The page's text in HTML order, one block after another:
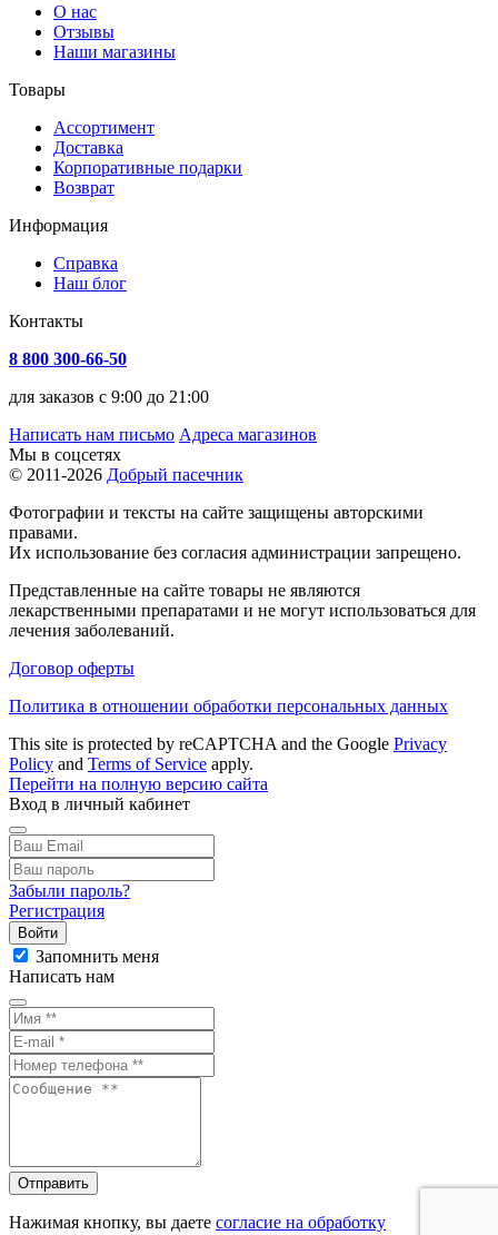
О нас
Отзывы
Наши магазины
Товары
Ассортимент
Доставка
Корпоративные подарки
Возврат
Информация
Справка
Наш блог
Контакты
8 800 300-66-50
для заказов с 9:00 до 21:00
Написать нам письмо Адреса магазинов
Мы в соцсетях
© 2011-2026 Добрый пасечник
Фотографии и тексты на сайте защищены авторскими
правами.
Их использование без согласия администрации запрещено.
Представленные на сайте товары не являются
лекарственными препаратами и не могут использоваться для
лечения заболеваний.
Договор оферты
Политика в отношении обработки персональных данных
This site is protected by reCAPTCHA and the Google Privacy
Policy and Terms of Service apply.
Перейти на полную версию сайта
Вход в личный кабинет
Забыли пароль?
Регистрация
Войти
Запомнить меня
Написать нам
Отправить
Нажимая кнопку, вы даете согласие на обработку